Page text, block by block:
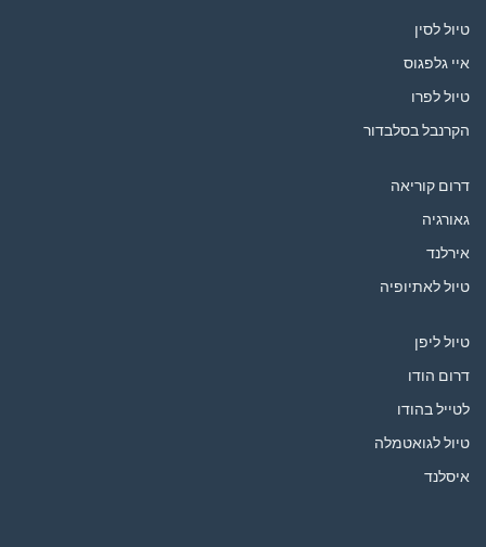
טיול לסין
איי גלפגוס
טיול לפרו
הקרנבל בסלבדור
דרום קוריאה
גאורגיה
אירלנד
טיול לאתיופיה
טיול ליפן
דרום הודו
לטייל בהודו
טיול לגואטמלה
איסלנד